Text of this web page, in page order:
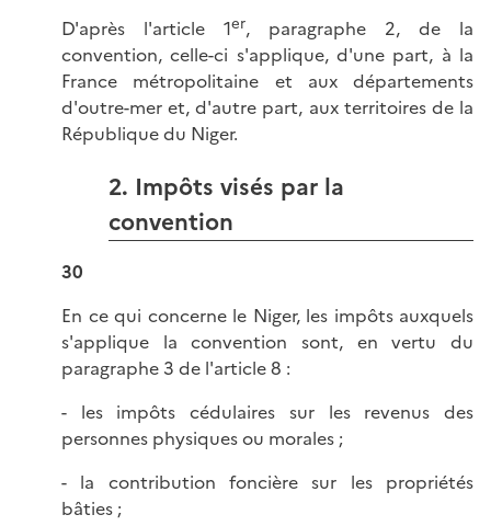
D'après l'article 1er, paragraphe 2, de la
convention, celle-ci s'applique, d'une part, à la
France métropolitaine et aux départements
d'outre-mer et, d'autre part, aux territoires de la
République du Niger.
2. Impôts visés par la
convention
30
En ce qui concerne le Niger, les impôts auxquels
s'applique la convention sont, en vertu du
paragraphe 3 de l'article 8 :
- les impôts cédulaires sur les revenus des
personnes physiques ou morales ;
- la contribution foncière sur les propriétés
bâties ;